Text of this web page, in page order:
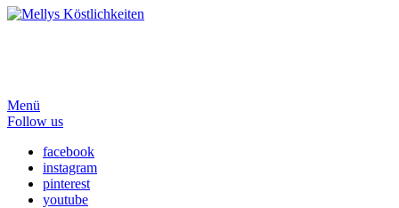
Menü
Follow us
facebook
instagram
pinterest
youtube